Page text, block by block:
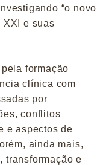
“o novo
XXI e suas
formação
clínica com
por
conflitos
e aspectos de
ainda mais,
transformação e